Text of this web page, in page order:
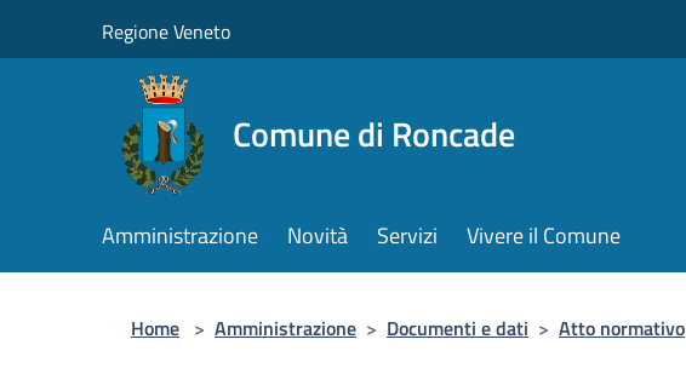
Regione Veneto
Comune di Roncade
Amministrazione Novità Servizi Vivere il Comune
Home > Amministrazione > Documenti e dati > Atto normativo